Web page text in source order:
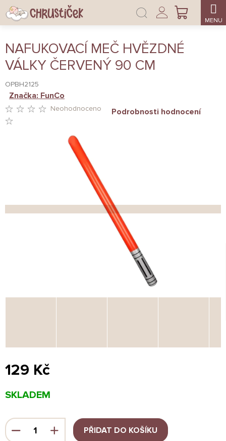
Přejít
na
obsah
NÁKUPNÍ
Přihlášení
NAFUKOVACÍ MEČ HVĚZDNÉ
VÁLKY ČERVENÝ 90 CM
OPBH2125
HVĚZDIČEK.
Neohodnoceno Podrobnosti hodnocení
Značka: FunCo
129 Kč
cena:
SKLADEM
PŘIDAT DO KOŠÍKU